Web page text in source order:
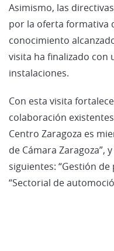
Asimismo, las
por la oferta formativa
conocimiento
visita ha finalizado
instalaciones.
Con esta visita
colaboración
Centro Zaragoza es
de Cámara Zaragoza”,
siguientes: “Gestión de
“Sectorial de